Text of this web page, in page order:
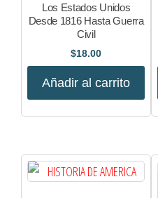
Los Estados Unidos
Desde 1816 Hasta Guerra
Civil
$18.00
Añadir al carrito